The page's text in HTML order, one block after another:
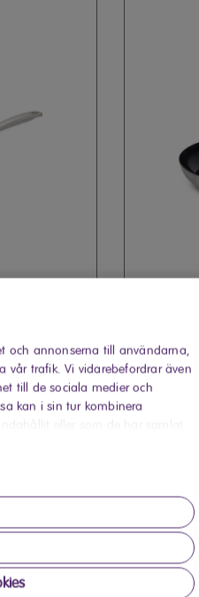
och annonserna till användarna,
vår trafik. Vi vidarebefordrar även
till de sociala medier och
kan i sin tur kombinera
eller som de har samlat
Elvita